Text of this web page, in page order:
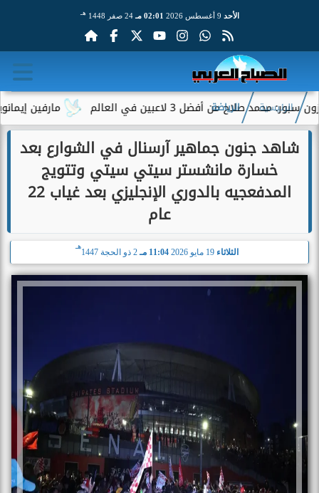
الأحد 02:01 مـ 24 صفر 1448 هـ
مارفين إيمانويل.. أفضل 3 لاعبين في العالم
الرئيسية الرياضة
شاهد جنون جماهير آرسنال في الشوارع بعد
خسارة مانشستر سيتي سيتي وتتويج
المدفعجيه بالدوري الإنجليزي بعد غياب 22
عام
الثلاثاء 19 مايو 2026 11:04 مـ 2 ذو الحجة 1447
هـ